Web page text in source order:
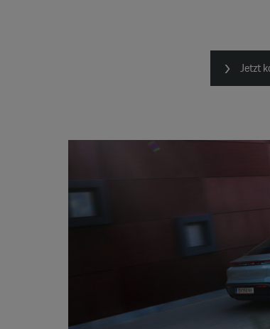
Jetzt